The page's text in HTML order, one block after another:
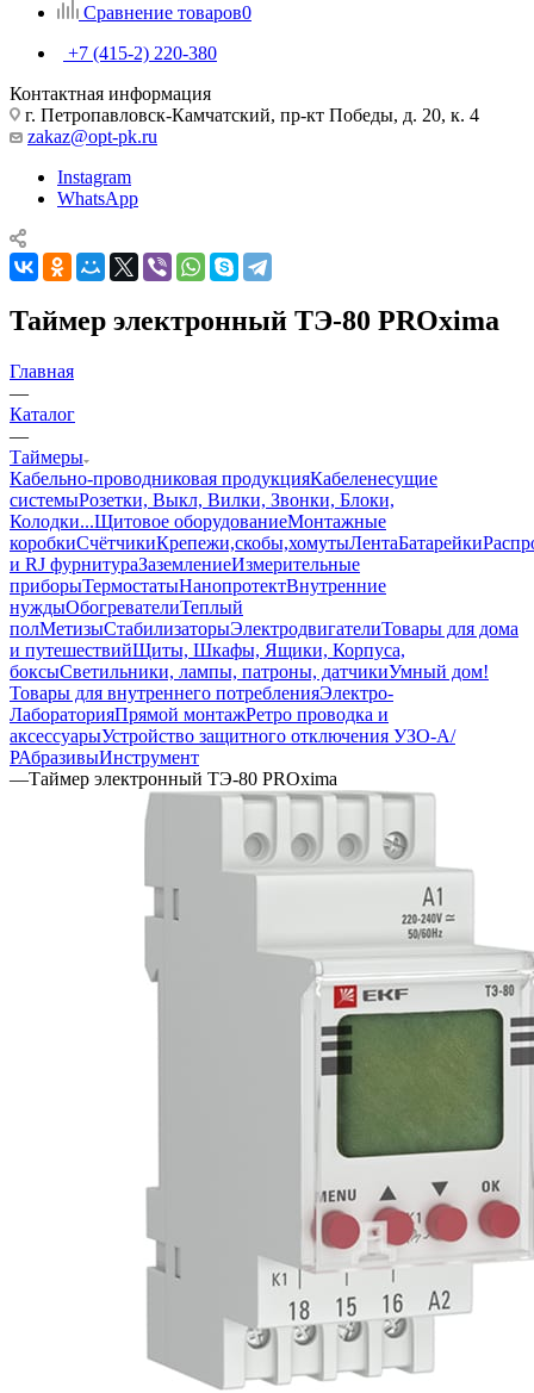
Сравнение товаров0
+7 (415-2) 220-380
Контактная информация
г. Петропавловск-Камчатский, пр-кт Победы, д. 20, к. 4
zakaz@opt-pk.ru
Instagram
WhatsApp
Таймер электронный ТЭ-80 PROxima
Главная
—
Каталог
—
Таймеры
Кабельно-проводниковая продукцияКабеленесущие
системыРозетки, Выкл, Вилки, Звонки, Блоки,
Колодки...Щитовое оборудованиеМонтажные
коробкиСчётчикиКрепежи,скобы,хомутыЛентаБатарейки
и RJ фурнитураЗаземлениеИзмерительные
приборыТермостатыНанопротектВнутренние
нуждыОбогревателиТеплый
полМетизыСтабилизаторыЭлектродвигателиТовары для дома
и путешествийЩиты, Шкафы, Ящики, Корпуса,
боксыСветильники, лампы, патроны, датчикиУмный дом!
Товары для внутреннего потребленияЭлектро-
ЛабораторияПрямой монтажРетро проводка и
аксессуарыУстройство защитного отключения УЗО-А/
РАбразивыИнструмент
—Таймер электронный ТЭ-80 PROxima